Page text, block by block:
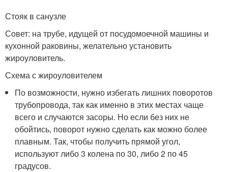
Стояк в санузле
Совет: на трубе, идущей от посудомоечной машины и
кухонной раковины, желательно установить
жироуловитель.
Схема с жироуловителем
По возможности, нужно избегать лишних поворотов
трубопровода, так как именно в этих местах чаще
всего и случаются засоры. Но если без них не
обойтись, поворот нужно сделать как можно более
плавным. Так, чтобы получить прямой угол,
используют либо 3 колена по 30, либо 2 по 45
градусов.